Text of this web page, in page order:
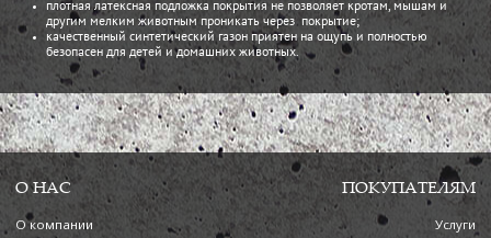
плотная латексная подложка покрытия не позволяет кротам, мышам и
другим мелким животным проникать через покрытие;
качественный синтетический газон приятен на ощупь и полностью
безопасен для детей и домашних животных.
О НАС
О компании
ПОКУПАТЕЛЯМ
Услуги